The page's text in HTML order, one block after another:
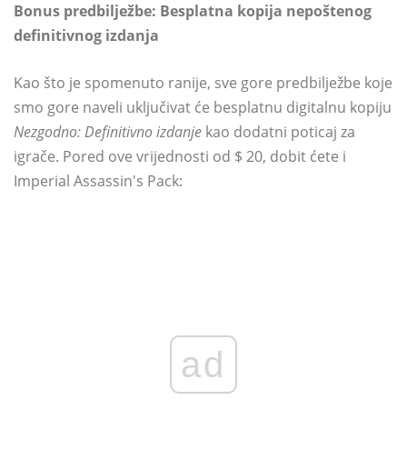
Bonus predbilježbe: Besplatna kopija nepoštenog
definitivnog izdanja
Kao što je spomenuto ranije, sve gore predbilježbe koje
smo gore naveli uključivat će besplatnu digitalnu kopiju
Nezgodno: Definitivno izdanje kao dodatni poticaj za
igrače. Pored ove vrijednosti od $ 20, dobit ćete i
Imperial Assassin's Pack:
ad